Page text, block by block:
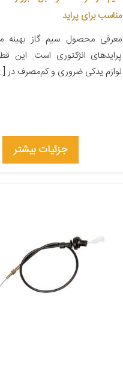
مناسب برای پراید
معرفی محصول سیم گاز بهینه
پرایدهای انژکتوری است. این
لوازم یدکی ضروری و کم‌مصرف در
جزئیات بیشتر